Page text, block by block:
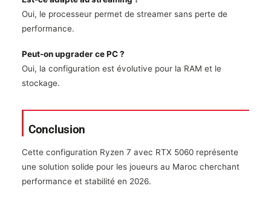
Oui, le processeur permet de streamer sans perte de
performance.
Peut-on upgrader ce PC ?
Oui, la configuration est évolutive pour la RAM et le
stockage.
Conclusion
Cette configuration Ryzen 7 avec RTX 5060 représente
une solution solide pour les joueurs au Maroc cherchant
performance et stabilité en 2026.